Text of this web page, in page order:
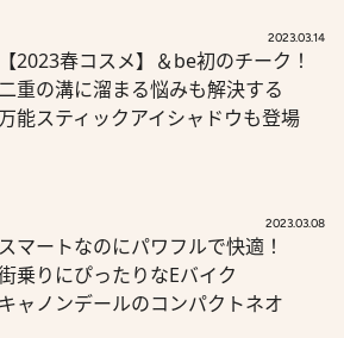
2023.03.14
【2023春コスメ】＆be初のチーク！
二重の溝に溜まる悩みも解決する
万能スティックアイシャドウも登場
2023.03.08
スマートなのにパワフルで快適！
乗りにぴったりなEバイク
キャノンデールのコンパクトネオ